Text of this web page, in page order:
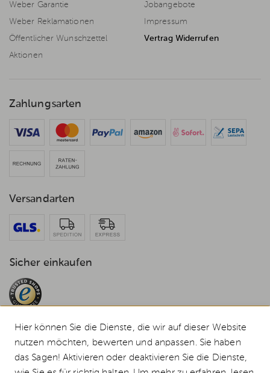
Weber Garantie
Weber Reklamationen
Öffentlicher Wunschzettel
Aktionen
Jobangebote
Impressum
Vertrag Widerrufen
Zahlungsarten
Versandarten
Sicher einkaufen
© 2026 Weststyle GmbH · Europas grosser Weber Spezialist
Hier können Sie die Dienste, die wir auf dieser Website
nutzen möchten, bewerten und anpassen. Sie haben
das Sagen! Aktivieren oder deaktivieren Sie die Dienste,